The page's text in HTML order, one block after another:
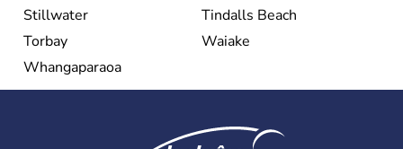
Stillwater
Tindalls Beach
Torbay
Waiake
Whangaparaoa